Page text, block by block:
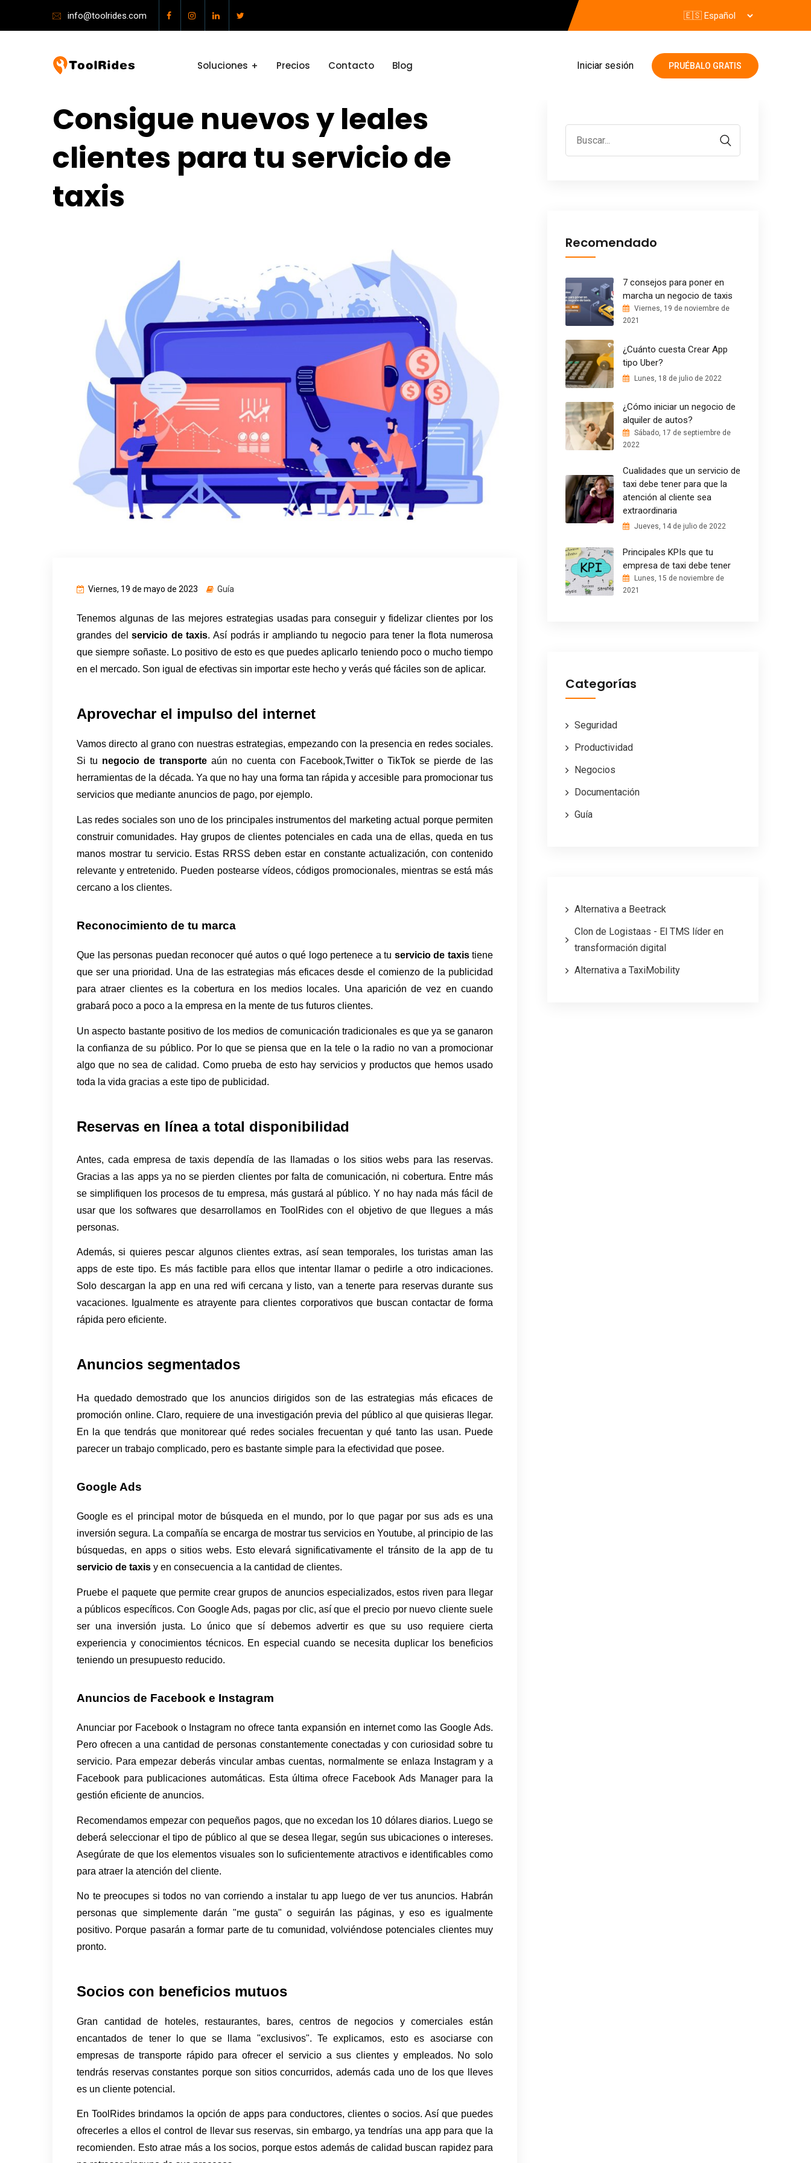
info@toolrides.com
Soluciones Precios Contacto Blog Iniciar sesión PRUÉBALO GRATIS
Consigue nuevos y leales
clientes para tu servicio de
taxis
Viernes, 19 de mayo de 2023 Guía
Tenemos algunas de las mejores estrategias usadas para conseguir y fidelizar clientes por los
grandes del servicio de taxis. Así podrás ir ampliando tu negocio para tener la flota numerosa
que siempre soñaste. Lo positivo de esto es que puedes aplicarlo teniendo poco o mucho tiempo
en el mercado. Son igual de efectivas sin importar este hecho y verás qué fáciles son de aplicar.
Aprovechar el impulso del internet
Vamos directo al grano con nuestras estrategias, empezando con la presencia en redes sociales.
Si tu negocio de transporte aún no cuenta con Facebook,Twitter o TikTok se pierde de las
herramientas de la década. Ya que no hay una forma tan rápida y accesible para promocionar tus
servicios que mediante anuncios de pago, por ejemplo.
Las redes sociales son uno de los principales instrumentos del marketing actual porque permiten
construir comunidades. Hay grupos de clientes potenciales en cada una de ellas, queda en tus
manos mostrar tu servicio. Estas RRSS deben estar en constante actualización, con contenido
relevante y entretenido. Pueden postearse vídeos, códigos promocionales, mientras se está más
cercano a los clientes.
Reconocimiento de tu marca
Que las personas puedan reconocer qué autos o qué logo pertenece a tu servicio de taxis tiene
que ser una prioridad. Una de las estrategias más eficaces desde el comienzo de la publicidad
para atraer clientes es la cobertura en los medios locales. Una aparición de vez en cuando
grabará poco a poco a la empresa en la mente de tus futuros clientes.
Un aspecto bastante positivo de los medios de comunicación tradicionales es que ya se ganaron
la confianza de su público. Por lo que se piensa que en la tele o la radio no van a promocionar
algo que no sea de calidad. Como prueba de esto hay servicios y productos que hemos usado
toda la vida gracias a este tipo de publicidad.
Reservas en línea a total disponibilidad
Antes, cada empresa de taxis dependía de las llamadas o los sitios webs para las reservas.
Gracias a las apps ya no se pierden clientes por falta de comunicación, ni cobertura. Entre más
se simplifiquen los procesos de tu empresa, más gustará al público. Y no hay nada más fácil de
usar que los softwares que desarrollamos en ToolRides con el objetivo de que llegues a más
personas.
Además, si quieres pescar algunos clientes extras, así sean temporales, los turistas aman las
apps de este tipo. Es más factible para ellos que intentar llamar o pedirle a otro indicaciones.
Solo descargan la app en una red wifi cercana y listo, van a tenerte para reservas durante sus
vacaciones. Igualmente es atrayente para clientes corporativos que buscan contactar de forma
rápida pero eficiente.
Anuncios segmentados
Ha quedado demostrado que los anuncios dirigidos son de las estrategias más eficaces de
promoción online. Claro, requiere de una investigación previa del público al que quisieras llegar.
En la que tendrás que monitorear qué redes sociales frecuentan y qué tanto las usan. Puede
parecer un trabajo complicado, pero es bastante simple para la efectividad que posee.
Google Ads
Google es el principal motor de búsqueda en el mundo, por lo que pagar por sus ads es una
inversión segura. La compañía se encarga de mostrar tus servicios en Youtube, al principio de las
servicio de taxis y en consecuencia a la cantidad de clientes.
Pruebe el paquete que permite crear grupos de anuncios especializados, estos riven para llegar
a públicos específicos. Con Google Ads, pagas por clic, así que el precio por nuevo cliente suele
ser una inversión justa. Lo único que sí debemos advertir es que su uso requiere cierta
experiencia y conocimientos técnicos. En especial cuando se necesita duplicar los beneficios
teniendo un presupuesto reducido.
Anuncios de Facebook e Instagram
Anunciar por Facebook o Instagram no ofrece tanta expansión en internet como las Google Ads.
Pero ofrecen a una cantidad de personas constantemente conectadas y con curiosidad sobre tu
servicio. Para empezar deberás vincular ambas cuentas, normalmente se enlaza Instagram y a
Facebook para publicaciones automáticas. Esta última ofrece Facebook Ads Manager para la
gestión eficiente de anuncios.
Recomendamos empezar con pequeños pagos, que no excedan los 10 dólares diarios. Luego se
deberá seleccionar el tipo de público al que se desea llegar, según sus ubicaciones o intereses.
Asegúrate de que los elementos visuales son lo suficientemente atractivos e identificables como
para atraer la atención del cliente.
No te preocupes si todos no van corriendo a instalar tu app luego de ver tus anuncios. Habrán
personas que simplemente darán "me gusta" o seguirán las páginas, y eso es igualmente
positivo. Porque pasarán a formar parte de tu comunidad, volviéndose potenciales clientes muy
pronto.
Socios con beneficios mutuos
Gran cantidad de hoteles, restaurantes, bares, centros de negocios y comerciales están
encantados de tener lo que se llama "exclusivos". Te explicamos, esto es asociarse con
empresas de transporte rápido para ofrecer el servicio a sus clientes y empleados. No solo
tendrás reservas constantes porque son sitios concurridos, además cada uno de los que lleves
es un cliente potencial.
En ToolRides brindamos la opción de apps para conductores, clientes o socios. Así que puedes
ofrecerles a ellos el control de llevar sus reservas, sin embargo, ya tendrías una app para que la
recomienden. Esto atrae más a los socios, porque estos además de calidad buscan rapidez para
Recomendado
7 consejos para poner en
marcha un negocio de taxis
Viernes, 19 de noviembre de
2021
¿Cuánto cuesta Crear App
tipo Uber?
Lunes, 18 de julio de 2022
¿Cómo iniciar un negocio de
alquiler de autos?
Sábado, 17 de septiembre de
2022
Cualidades que un servicio de
taxi debe tener para que la
atención al cliente sea
extraordinaria
Jueves, 14 de julio de 2022
Principales KPIs que tu
empresa de taxi debe tener
Lunes, 15 de noviembre de
2021
Categorías
Seguridad
Productividad
Negocios
Documentación
Guía
Alternativa a Beetrack
Clon de Logistaas - El TMS líder en
transformación digital
Alternativa a TaxiMobility